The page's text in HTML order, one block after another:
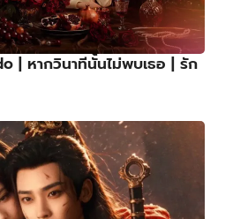
| หากวินาทีนั้นไม่พบเธอ | รัก